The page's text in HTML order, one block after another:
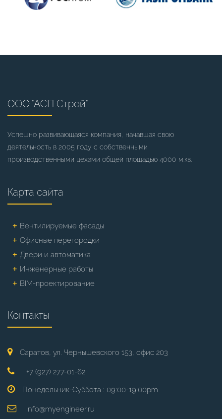
ООО "АСП Строй"
Успешно развивающаяся компания, начавшая свою
деятельность в 2005 году с собственными
производственными цехами общей площадью 4000 м.кв.
Карта сайта
Вентилируемые фасады
Офисные перегородки
Двери и автоматика
Инженерные работы
BIM-проектирование
Контакты
Саратов, ул. Чернышевского 153, офис 203
+7 (927) 277-01-62
Понедельник-Суббота : 09:00-19:00pm
info@myengineer.ru